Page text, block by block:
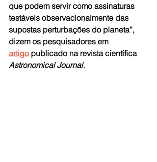
que podem servir como assinaturas
testáveis ​​​​observacionalmente das
supostas perturbações do planeta”,
dizem os pesquisadores em
artigo publicado na revista científica
Astronomical Journal.